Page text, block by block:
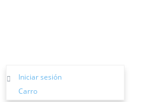
Iniciar sesión
Carro